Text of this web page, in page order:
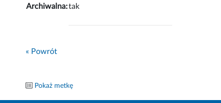
Archiwalna:tak
« Powrót
Pokaż metkę